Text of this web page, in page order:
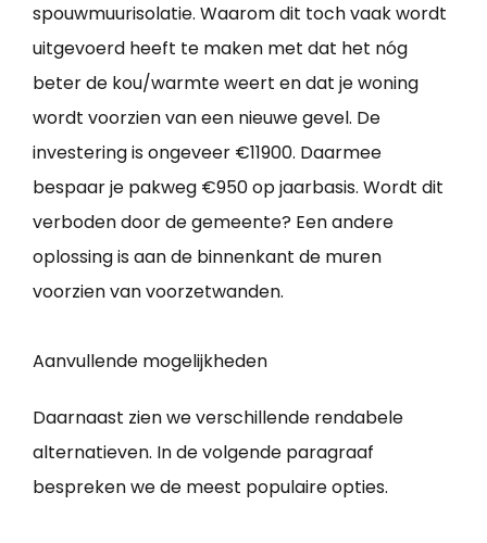
spouwmuurisolatie. Waarom dit toch vaak wordt
uitgevoerd heeft te maken met dat het nóg
beter de kou/warmte weert en dat je woning
wordt voorzien van een nieuwe gevel. De
investering is ongeveer €11900. Daarmee
bespaar je pakweg €950 op jaarbasis. Wordt dit
verboden door de gemeente? Een andere
oplossing is aan de binnenkant de muren
voorzien van voorzetwanden.
Aanvullende mogelijkheden
Daarnaast zien we verschillende rendabele
alternatieven. In de volgende paragraaf
bespreken we de meest populaire opties.